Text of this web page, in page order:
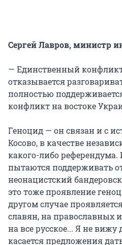
Сергей Лавров, министр
— Единственный
отказывается
полностью
конфликт на востоке
Геноцид — он связан и с
Косово, в качестве
какого-либо референдума.
пытаются поддерживать
неонацистский
это тоже проявление
другом случае
славян, на православных
на все русское... Я не вижу
касается предложения